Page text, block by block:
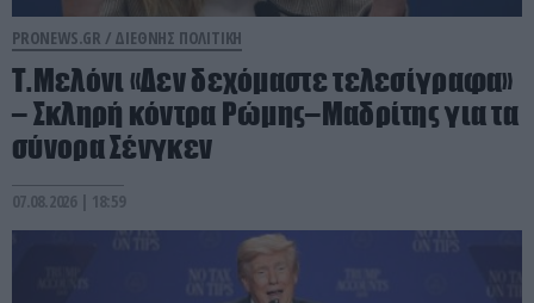
PRONEWS.GR / ΔΙΕΘΝΗΣ ΠΟΛΙΤΙΚΗ
Τ.Μελόνι «Δεν δεχόμαστε τελεσίγραφα»
– Σκληρή κόντρα Ρώμης–Μαδρίτης για τα
σύνορα Σένγκεν
07.08.2026 | 18:59